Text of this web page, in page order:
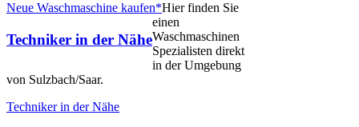
Neue Waschmaschine kaufen*
Techniker in der Nähe
Hier finden Sie
einen
Waschmaschinen
Spezialisten direkt
in der Umgebung
von Sulzbach/Saar.
Techniker in der Nähe